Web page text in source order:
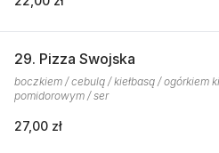
29. Pizza Swojska
boczkiem / cebulą / kiełbasą / ogórkiem
pomidorowym / ser
27,00 zł